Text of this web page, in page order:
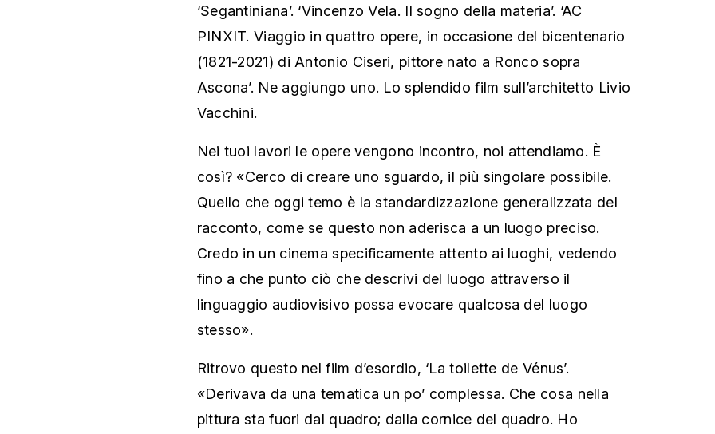
‘Segantiniana’. ‘Vincenzo Vela. Il sogno della materia’. ‘AC
PINXIT. Viaggio in quattro opere, in occasione del bicentenario
(1821-2021) di Antonio Ciseri, pittore nato a Ronco sopra
Ascona’. Ne aggiungo uno. Lo splendido film sull’architetto Livio
Vacchini.
Nei tuoi lavori le opere vengono incontro, noi attendiamo. È
così? «Cerco di creare uno sguardo, il più singolare possibile.
Quello che oggi temo è la standardizzazione generalizzata del
racconto, come se questo non aderisca a un luogo preciso.
Credo in un cinema specificamente attento ai luoghi, vedendo
fino a che punto ciò che descrivi del luogo attraverso il
linguaggio audiovisivo possa evocare qualcosa del luogo
stesso».
Ritrovo questo nel film d’esordio, ‘La toilette de Vénus’.
«Derivava da una tematica un po’ complessa. Che cosa nella
pittura sta fuori dal quadro; dalla cornice del quadro. Ho